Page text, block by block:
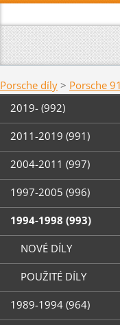
Porsche díly > Porsche
2019- (992)
2011-2019 (991)
2004-2011 (997)
1997-2005 (996)
1994-1998 (993)
NOVÉ DÍLY
POUŽITÉ DÍLY
1989-1994 (964)